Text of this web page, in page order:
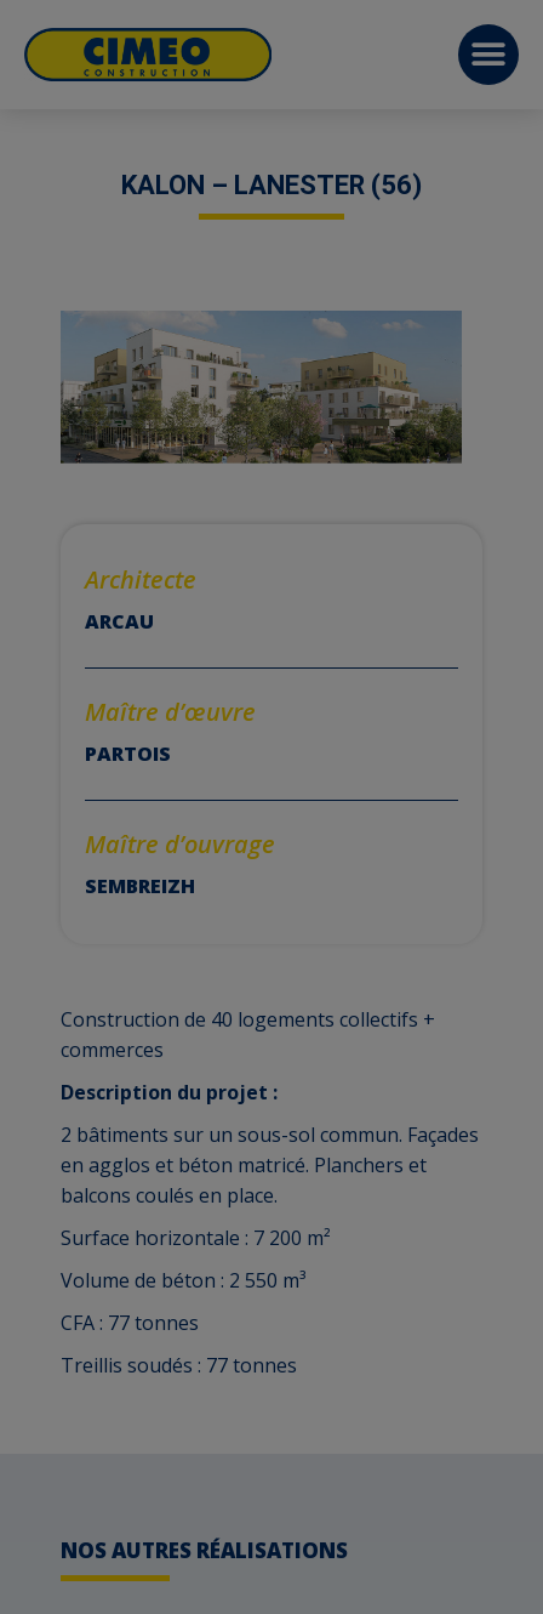
KALON – LANESTER (56)
Architecte
ARCAU
Maître d’œuvre
PARTOIS
Maître d’ouvrage
SEMBREIZH
Construction de 40 logements collectifs +
commerces
Description du projet :
2 bâtiments sur un sous-sol commun. Façades
en agglos et béton matricé. Planchers et
balcons coulés en place.
Surface horizontale : 7 200 m²
Volume de béton : 2 550 m³
CFA : 77 tonnes
Treillis soudés : 77 tonnes
NOS AUTRES RÉALISATIONS